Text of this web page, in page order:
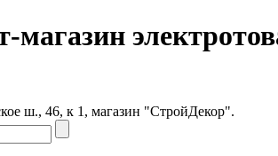
магазин
ш., 46, к 1, магазин "СтройДекор".